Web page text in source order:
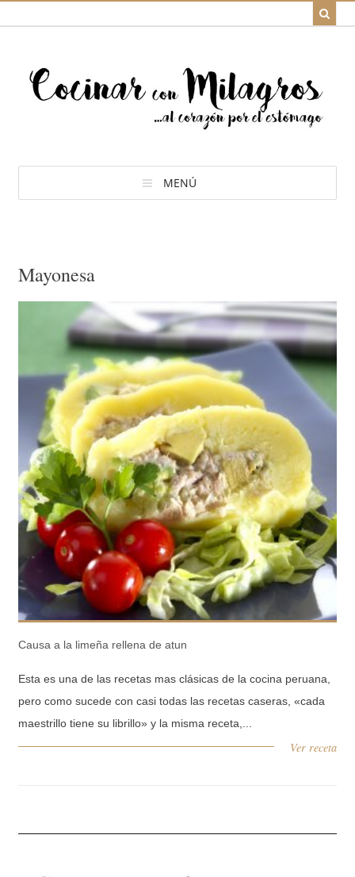
MENÚ
Mayonesa
Causa a la limeña rellena de atun
Esta es una de las recetas mas clásicas de la cocina peruana,
pero como sucede con casi todas las recetas caseras, «cada
maestrillo tiene su librillo» y la misma receta,...
Ver receta